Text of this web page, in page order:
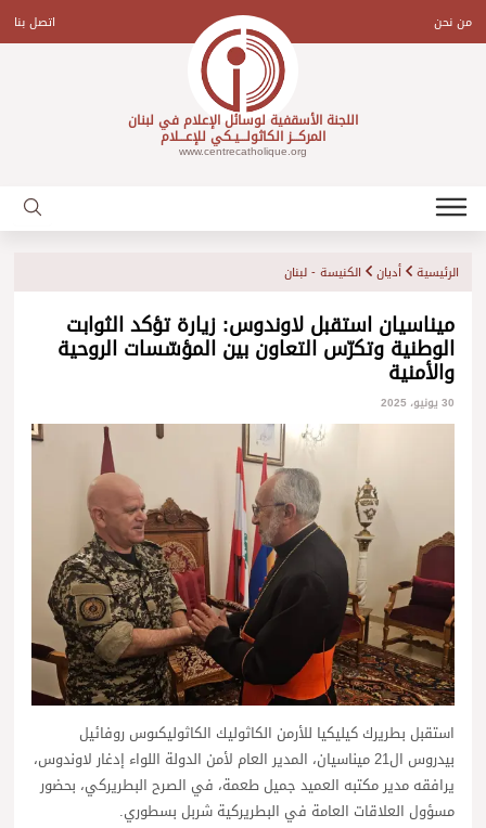
contentمن نحن اتصل بنا
اللجنة الأسقفية لوسائل الإعلام في لبنان
المركـــز الكاثولـــيـكي للإعـــلام
www.centrecatholique.org
الرئيسية أديان الكنيسة - لبنان
ميناسيان استقبل لاوندوس: زيارة تؤكد الثوابت
الوطنية وتكرّس التعاون بين المؤسّسات الروحية
والأمنية
30 يونيو، 2025
استقبل بطريرك كيليكيا للأرمن الكاثوليك الكاثوليكىوس روفائيل
بيدروس ال21 ميناسيان، المدير العام لأمن الدولة اللواء إدغار لاوندوس،
يرافقه مدير مكتبه العميد جميل طعمة، في الصرح البطريركي، بحضور
مسؤول العلاقات العامة في البطريركية شربل بسطوري.